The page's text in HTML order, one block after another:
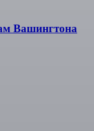
Вашингтона